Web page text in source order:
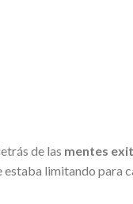
de las mentes
limitando para